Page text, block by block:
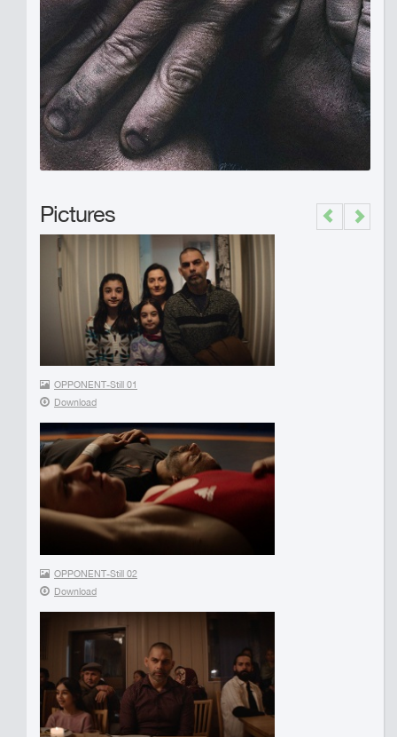
Pictures
OPPONENT-Still 01
Download
OPPONENT-Still 02
Download
Previous
Next